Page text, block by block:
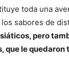
toda una
sabores de
pero
que le